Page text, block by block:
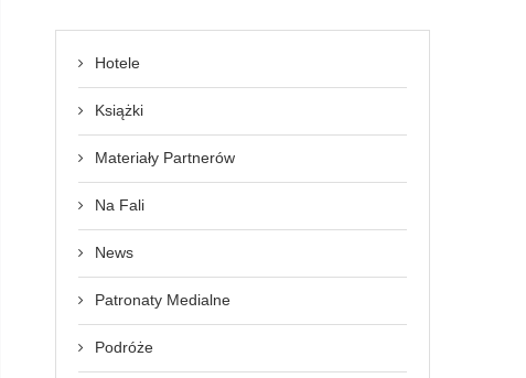
Hotele
Książki
Materiały Partnerów
Na Fali
News
Patronaty Medialne
Podróże